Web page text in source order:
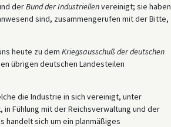
derBund der Industriellenvereinigt; sie haben
sind, zusammengerufen mit der Bitte,
heute zu dem Kriegsausschuß der deutschen
übrigen deutschen Landesteilen
die Industrie in sich vereinigt, unter
Fühlung mit der Reichsverwaltung und der
handelt sich um ein planmäßiges